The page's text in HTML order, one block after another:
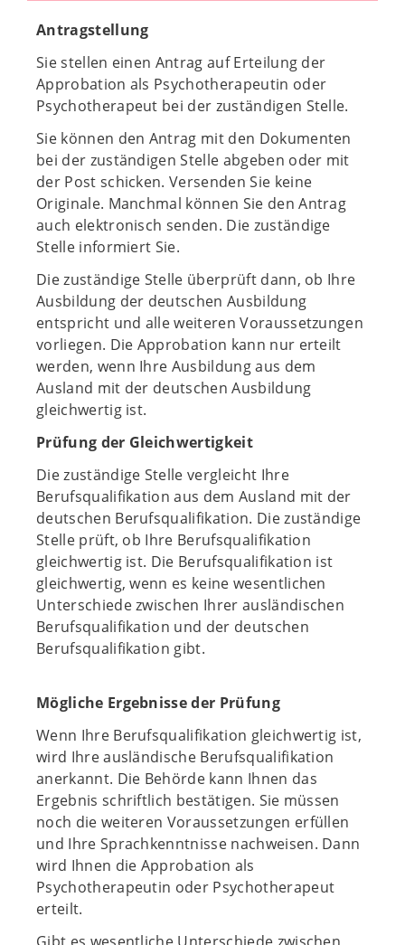
Antragstellung
Sie stellen einen Antrag auf Erteilung der
Approbation als Psychotherapeutin oder
Psychotherapeut bei der zuständigen Stelle.
Sie können den Antrag mit den Dokumenten
bei der zuständigen Stelle abgeben oder mit
der Post schicken. Versenden Sie keine
Originale. Manchmal können Sie den Antrag
auch elektronisch senden. Die zuständige
Stelle informiert Sie.
Die zuständige Stelle überprüft dann, ob Ihre
Ausbildung der deutschen Ausbildung
entspricht und alle weiteren Voraussetzungen
vorliegen. Die Approbation kann nur erteilt
werden, wenn Ihre Ausbildung aus dem
Ausland mit der deutschen Ausbildung
gleichwertig ist.
Prüfung der Gleichwertigkeit
Die zuständige Stelle vergleicht Ihre
Berufsqualifikation aus dem Ausland mit der
deutschen Berufsqualifikation. Die zuständige
Stelle prüft, ob Ihre Berufsqualifikation
gleichwertig ist. Die Berufsqualifikation ist
gleichwertig, wenn es keine wesentlichen
Unterschiede zwischen Ihrer ausländischen
Berufsqualifikation und der deutschen
Berufsqualifikation gibt.
Mögliche Ergebnisse der Prüfung
Wenn Ihre Berufsqualifikation gleichwertig ist,
wird Ihre ausländische Berufsqualifikation
anerkannt. Die Behörde kann Ihnen das
Ergebnis schriftlich bestätigen. Sie müssen
noch die weiteren Voraussetzungen erfüllen
und Ihre Sprachkenntnisse nachweisen. Dann
wird Ihnen die Approbation als
Psychotherapeutin oder Psychotherapeut
erteilt.